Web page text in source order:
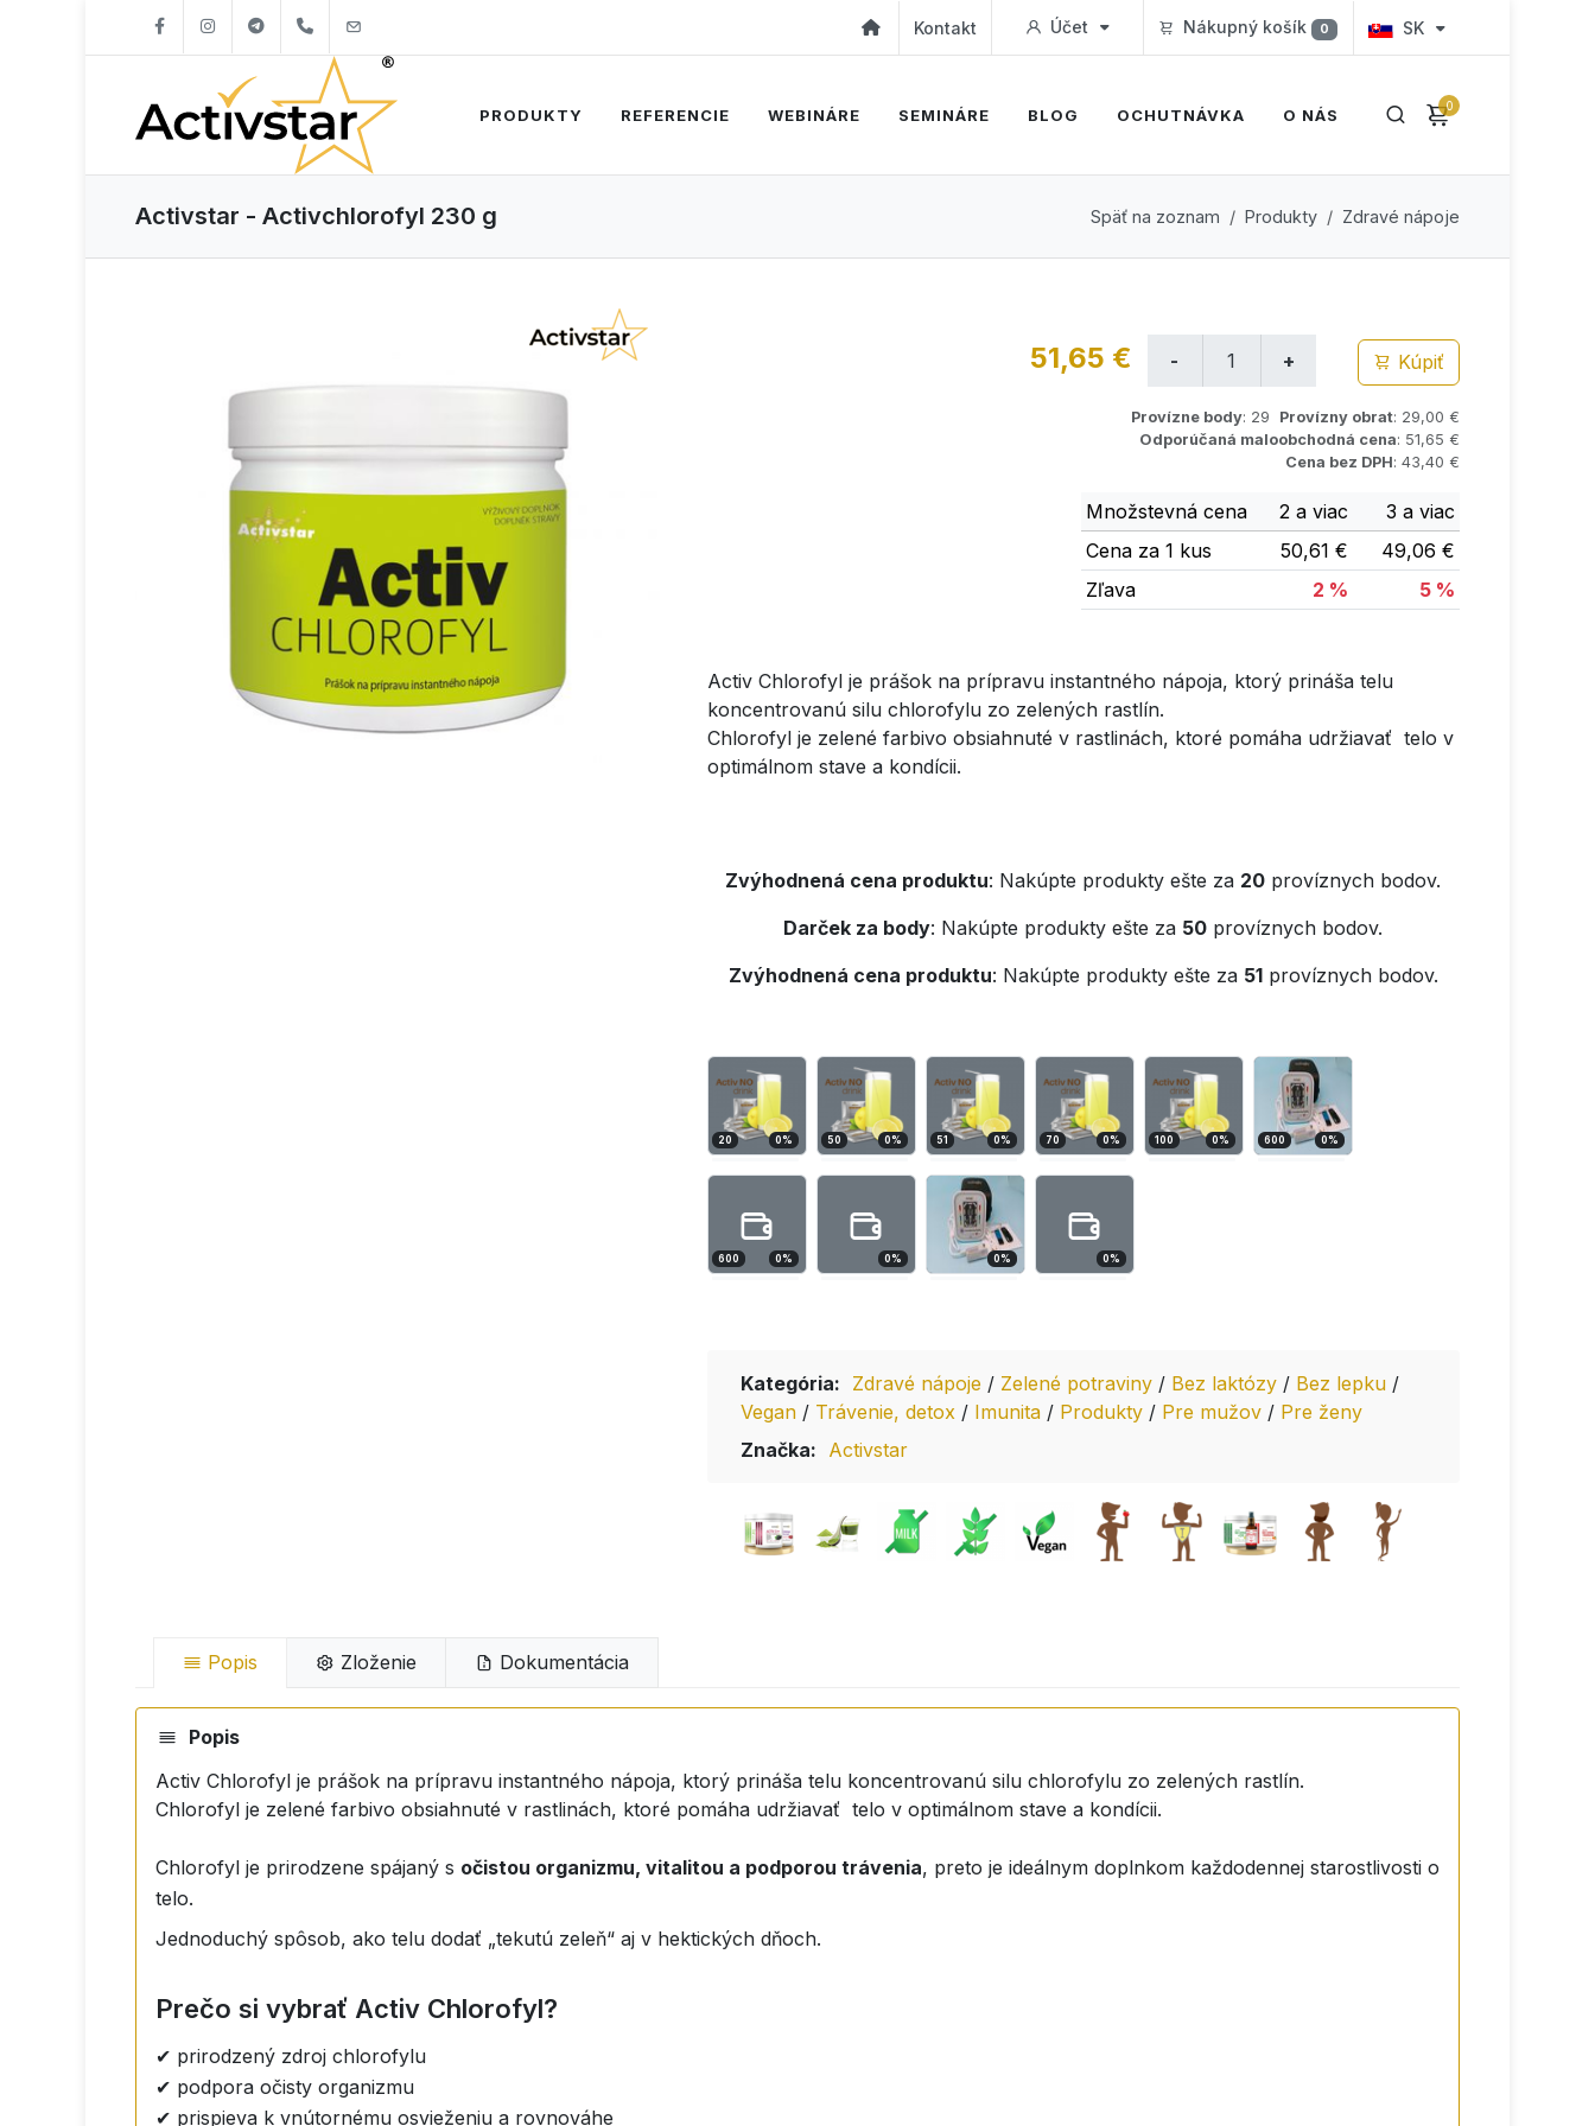
+421904262747 Kontakt Účet Nákupný košík 0 SK
0
PRODUKTY REFERENCIE WEBINÁRE SEMINÁRE BLOG OCHUTNÁVKA O NÁS
Activstar - Activchlorofyl 230 g Späť na zoznam Produkty Zdravé nápoje
51,65 € Kúpiť
Provízne body: 29 Provízny obrat: 29,00 €
Odporúčaná maloobchodná cena: 51,65 €
Cena bez DPH: 43,40 €
Množstevná cena 2 a viac
3 a viac
Cena za 1 kus
50,61 €
49,06 €
Zľava
2 % 5 %
Activ Chlorofyl je prášok na prípravu instantného nápoja, ktorý prináša telu
koncentrovanú silu chlorofylu zo zelených rastlín.
Chlorofyl je zelené farbivo obsiahnuté v rastlinách, ktoré pomáha udržiavať telo v
optimálnom stave a kondícii.
Zvýhodnená cena produktu: Nakúpte produkty ešte za 20 províznych bodov.
Darček za body: Nakúpte produkty ešte za 50 províznych bodov.
Zvýhodnená cena produktu: Nakúpte produkty ešte za 51províznych bodov.
20 0% 50 0% 51 0% 70 0% 100 0% 600 0%
600 0% 0% 0% 0%
Kategória: Zdravé nápoje / Zelené potraviny / Bez laktózy / Bez lepku /
Vegan / Trávenie, detox / Imunita / Produkty / Pre mužov / Pre ženy
Značka: Activstar
Popis Zloženie Dokumentácia
Popis
Activ Chlorofyl je prášok na prípravu instantného nápoja, ktorý prináša telu koncentrovanú silu chlorofylu zo zelených rastlín.
Chlorofyl je zelené farbivo obsiahnuté v rastlinách, ktoré pomáha udržiavať telo v optimálnom stave a kondícii.
Chlorofyl je prirodzene spájaný s očistou organizmu, vitalitou a podporou trávenia, preto je ideálnym doplnkom každodennej starostlivosti o
telo.
Jednoduchý spôsob, ako telu dodať „tekutú zeleň“ aj v hektických dňoch.
Prečo si vybrať Activ Chlorofyl?
✔ prirodzený zdroj chlorofylu
✔ podpora očisty organizmu
✔ prispieva k vnútornému osvieženiu a rovnováhe